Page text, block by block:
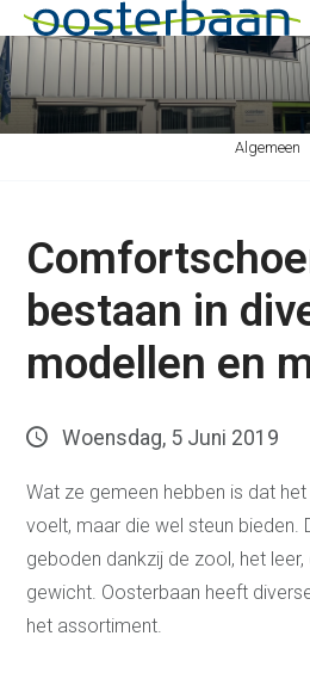
Algemeen
bestaan in
modellen en
Woensdag, 5 Juni 2019
Wat ze gemeen hebben is dat
voelt, maar die wel steun bieden.
geboden dankzij de zool, het
gewicht. Oosterbaan heeft
het assortiment.